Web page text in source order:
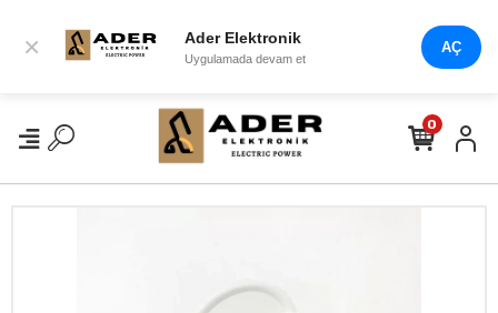
× Ader Elektronik
Uygulamada devam et
AÇ
0